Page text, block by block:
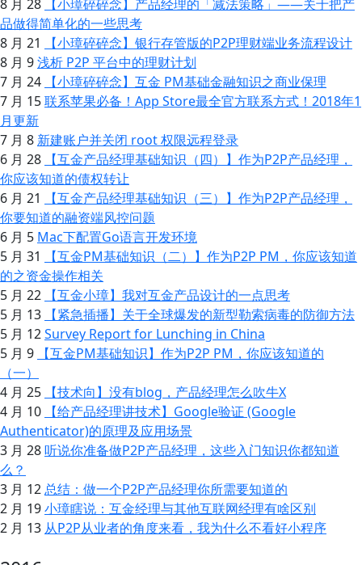
8 月 28
【小璋碎碎念】产品经理的「减法策略」——关于把产
品做得简单化的一些思考
8 月 21
【小璋碎碎念】银行存管版的P2P理财端业务流程设计
8 月 9浅析 P2P 平台中的理财计划
7 月 24
【小璋碎碎念】互金 PM基础金融知识之商业保理
7 月 15联系苹果必备！App Store最全官方联系方式！2018年1
月更新
7 月 8 新建账户并关闭 root 权限远程登录
6 月 28
【互金产品经理基础知识（四）】作为P2P产品经理，
你应该知道的债权转让
6 月 21
【互金产品经理基础知识（三）】作为P2P产品经理，
你要知道的融资端风控问题
6 月 5 Mac下配置Go语言开发环境
5 月 31
【互金PM基础知识（二）】作为P2P PM，你应该知道
的之资金操作相关
5 月 22
【互金小璋】我对互金产品设计的一点思考
5 月 13
【紧急插播】关于全球爆发的新型勒索病毒的防御方法
5 月 12Survey Report for Lunching in China
5 月 9
【互金PM基础知识】作为P2P PM，你应该知道的
（一）
4 月 25
【技术向】没有blog，产品经理怎么吹牛X
4 月 10
【给产品经理讲技术】Google验证 (Google
Authenticator)的原理及应用场景
3 月 28听说你准备做P2P产品经理，这些入门知识你都知道
么？
3 月 12总结：做一个P2P产品经理你所需要知道的
2 月 19小璋瞎说：互金经理与其他互联网经理有啥区别
2 月 13 从P2P从业者的角度来看，我为什么不看好小程序